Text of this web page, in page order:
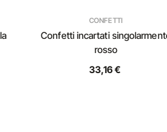
CONFETTI
Confetti incartati
rosso
33,16 €